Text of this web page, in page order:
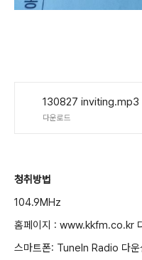
130827 inviting.mp3
다운로드
청취방법
104.9MHz
홈페이지 : www.kkfm.co.kr
스마트폰: Tuneln Radio 다운